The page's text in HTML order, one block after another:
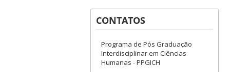
CONTATOS
Programa de Pós Graduação
Interdisciplinar em Ciências
Humanas - PPGICH